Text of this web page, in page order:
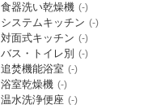
食器洗い乾燥機 (-)
システムキッチン (-)
対面式キッチン (-)
バス・トイレ別 (-)
追焚機能浴室 (-)
浴室乾燥機 (-)
温水洗浄便座 (-)